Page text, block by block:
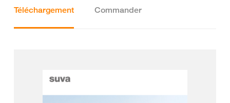
Téléchargement Commander